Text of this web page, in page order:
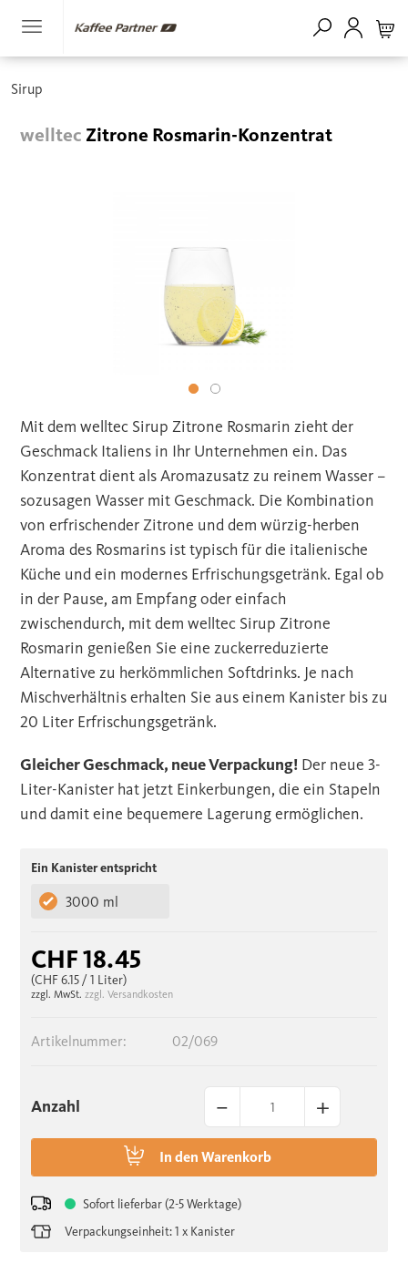
Sirup
welltec Zitrone Rosmarin-Konzentrat
Mit dem welltec Sirup Zitrone Rosmarin zieht der
Geschmack Italiens in Ihr Unternehmen ein. Das
Konzentrat dient als Aromazusatz zu reinem Wasser –
sozusagen Wasser mit Geschmack. Die Kombination
von erfrischender Zitrone und dem würzig-herben
Aroma des Rosmarins ist typisch für die italienische
Küche und ein modernes Erfrischungsgetränk. Egal ob
in der Pause, am Empfang oder einfach
zwischendurch, mit dem welltec Sirup Zitrone
Rosmarin genießen Sie eine zuckerreduzierte
Alternative zu herkömmlichen Softdrinks. Je nach
Mischverhältnis erhalten Sie aus einem Kanister bis zu
20 Liter Erfrischungsgetränk.
Gleicher Geschmack, neue Verpackung! Der neue 3-
Liter-Kanister hat jetzt Einkerbungen, die ein Stapeln
und damit eine bequemere Lagerung ermöglichen.
Ein Kanister entspricht
3000 ml
CHF 18.45
(CHF 6.15/ 1 Liter)
zzgl. MwSt. zzgl. Versandkosten
Sofort lieferbar (2-5 Werktage)
Verpackungseinheit: 1 x Kanister
Artikelnummer: 02/069
Anzahl – +
In den Warenkorb